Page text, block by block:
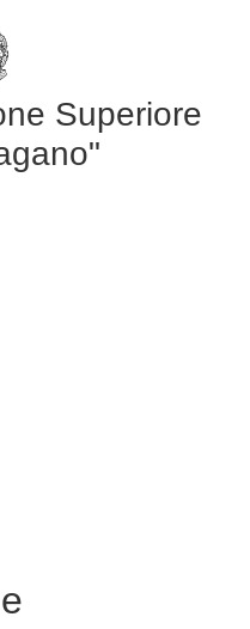
Superiore